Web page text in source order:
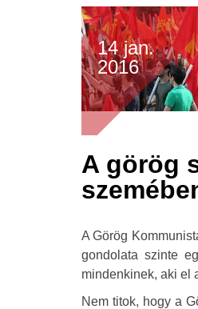
14 jan.
2016
A görög
A Görög
gondolata szinte
mindenkinek, aki el
Nem titok, hogy a